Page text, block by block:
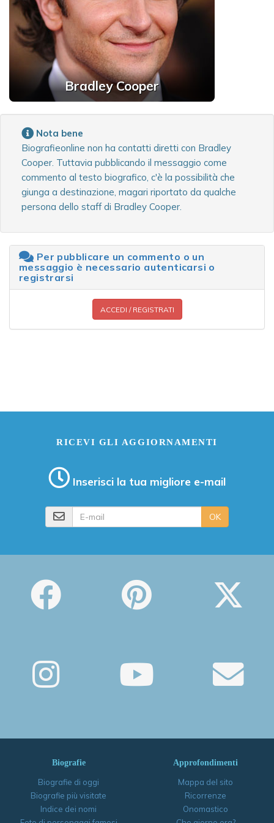
Bradley Cooper
Nota bene
Biografieonline non ha contatti diretti con Bradley
Cooper. Tuttavia pubblicando il messaggio come
commento al testo biografico, c'è la possibilità che
giunga a destinazione, magari riportato da qualche
persona dello staff di Bradley Cooper.
Per pubblicare un commento o un
messaggio è necessario autenticarsi o
registrarsi
ACCEDI / REGISTRATI
RICEVI GLI AGGIORNAMENTI
Inserisci la tua migliore e-mail
OK
Biografie
Biografie di oggi
Biografie più visitate
Indice dei nomi
Approfondimenti
Mappa del sito
Ricorrenze
Onomastico